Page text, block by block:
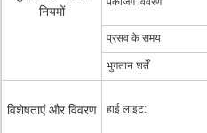
नियमों
प्रसव के समय
भुगतान शर्तें
विशेषताएं और विवरण हाई लाइट: